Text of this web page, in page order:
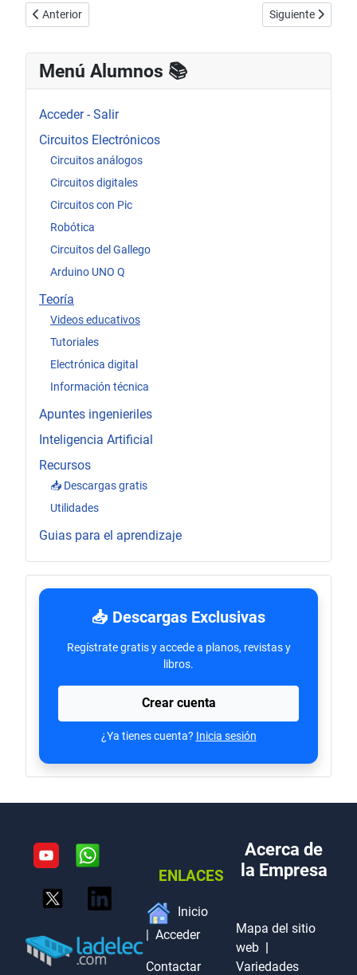
Artículo anterior: El futuro de las baterías que almacenan energía
Anterior Artículo
Siguiente
Menú Alumnos 📚​
Acceder - Salir
Circuitos Electrónicos
Circuitos análogos
Circuitos digitales
Circuitos con Pic
Robótica
Circuitos del Gallego
Arduino UNO Q
Teoría
Videos educativos
Tutoriales
Electrónica digital
Información técnica
Apuntes ingenieriles
Inteligencia Artificial
Recursos
📥 Descargas gratis
Utilidades
Guias para el aprendizaje
📥 Descargas Exclusivas
Regístrate gratis y accede a planos, revistas y
libros.
Crear cuenta
¿Ya tienes cuenta? Inicia sesión
ENLACES
Inicio
|Acceder
Contactar
Acerca de
la Empresa
Mapa del sitio
web |
Variedades